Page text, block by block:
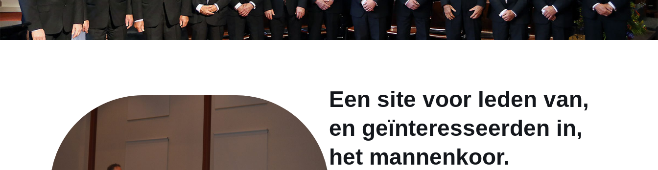
Een site voor leden van,
en geïnteresseerden in,
het mannenkoor.